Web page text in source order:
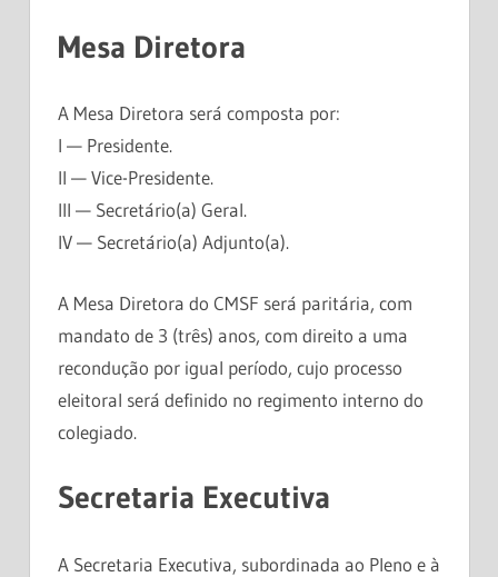
Mesa Diretora
A Mesa Diretora será composta por:
I — Presidente.
II — Vice-Presidente.
III — Secretário(a) Geral.
IV — Secretário(a) Adjunto(a).
A Mesa Diretora do CMSF será paritária, com
mandato de 3 (três) anos, com direito a uma
recondução por igual período, cujo processo
eleitoral será definido no regimento interno do
colegiado.
Secretaria Executiva
A Secretaria Executiva, subordinada ao Pleno e à